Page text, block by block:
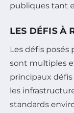
publiques tant
LES DÉFIS À
Les défis posés
sont multiples
principaux défis
les
standards